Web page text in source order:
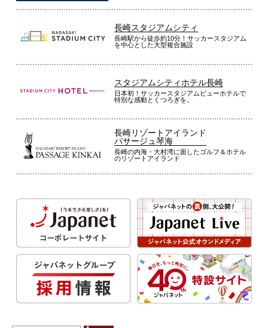
長崎スタジアムシティ
長崎駅から徒歩約10分！サッカースタジアム
を中心とした大型複合施設
スタジアムシティホテル長崎
日本初！サッカースタジアムビューホテルで
特別な感動とくつろぎを。
長崎リゾートアイランド
パサージュ琴海
長崎の内海・大村湾に面したゴルフ＆ホテル
のリゾートアイランド